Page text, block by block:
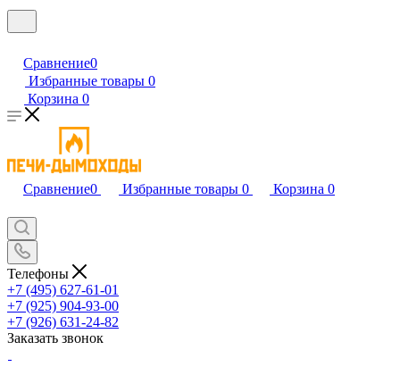
Сравнение0
Избранные товары 0
Корзина 0
Сравнение0 Избранные товары 0 Корзина 0
Телефоны
+7 (495) 627-61-01
+7 (925) 904-93-00
+7 (926) 631-24-82
Заказать звонок